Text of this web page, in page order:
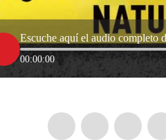
Escuche aquí el audio completo
00:00:00